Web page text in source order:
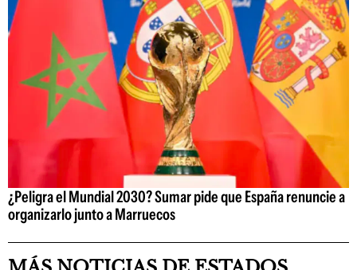
¿Peligra el Mundial 2030? Sumar pide que España renuncie a
organizarlo junto a Marruecos